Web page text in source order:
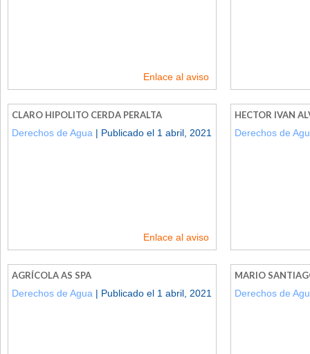
Enlace al aviso
CLARO HIPOLITO CERDA PERALTA
Derechos de Agua | Publicado el 1 abril, 2021
Enlace al aviso
HECTOR IVAN
Derechos de
AGRÍCOLA AS SPA
Derechos de Agua | Publicado el 1 abril, 2021
MARIO
Derechos de